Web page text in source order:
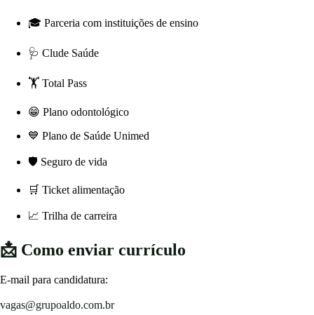
🎓 Parceria com instituições de ensino
🩺 Clude Saúde
🏋️ Total Pass
😁 Plano odontológico
💙 Plano de Saúde Unimed
🛡️ Seguro de vida
🛒 Ticket alimentação
📈 Trilha de carreira
📩 Como enviar currículo
E-mail para candidatura:
vagas@grupoaldo.com.br